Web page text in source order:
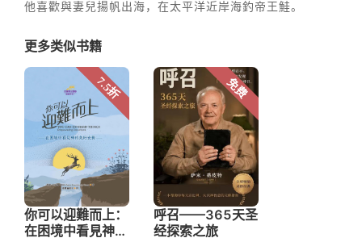
他喜歡與妻兒揚帆出海，在太平洋近岸海釣帝王鮭。
更多类似书籍